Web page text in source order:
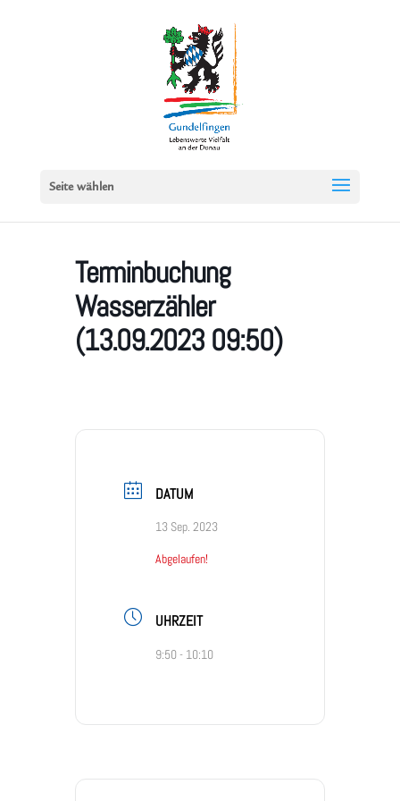
Seite wählen
Terminbuchung
Wasserzähler
(13.09.2023 09:50)
DATUM
13 Sep. 2023
Abgelaufen!
UHRZEIT
9:50 - 10:10